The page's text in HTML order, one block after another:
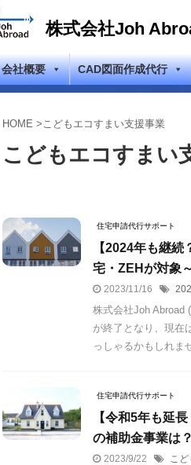
株式会社Joh
会社概要 CAD図面作成代行
HOME >こどもエコすまい支援事業
こどもエコすまい
住宅申請代行サポート
【2024年も継
宅・ZEHが対象
2023/11/16
株式会社Joh
が終了となり、現在
っしゃるかもしれま
住宅申請代行サポート
【令和5年も延
の補助金事業は？
2023/9/22 こ